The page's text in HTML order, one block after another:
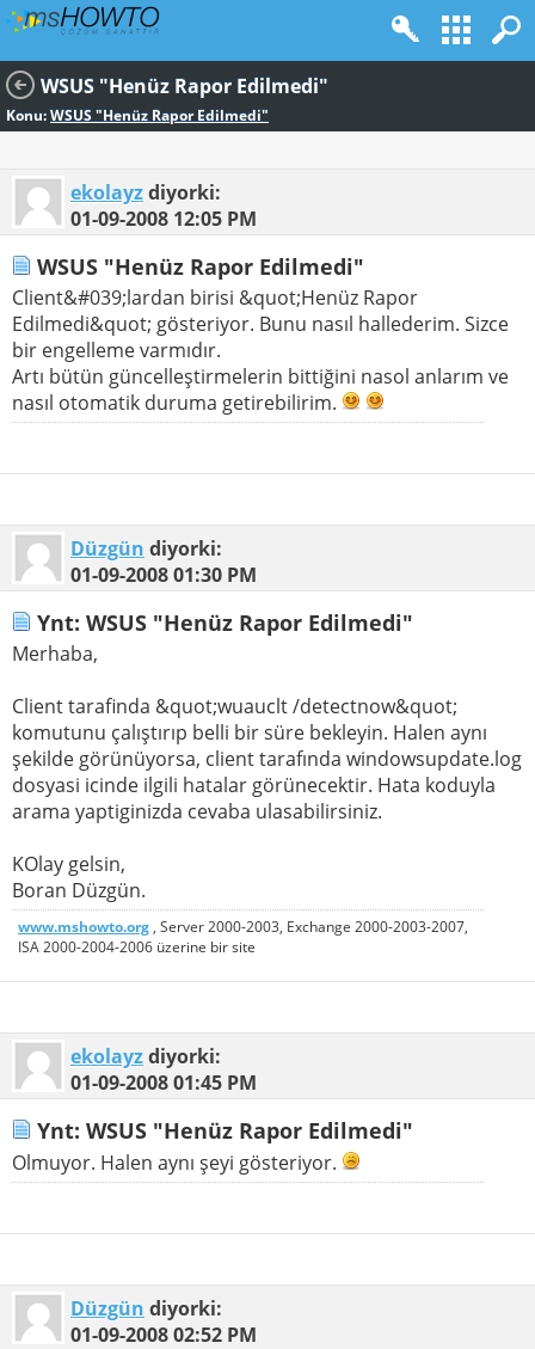
WSUS "Henüz Rapor Edilmedi"
Konu:WSUS "Henüz Rapor Edilmedi"
ekolayzdiyorki:
01-09-2008 12:05 PM
WSUS "Henüz Rapor Edilmedi"
Client&#039;lardan birisi &quot;Henüz Rapor
Edilmedi&quot; gösteriyor. Bunu nasıl hallederim. Sizce
bir engelleme varmıdır.
Artı bütün güncelleştirmelerin bittiğini nasol anlarım ve
nasıl otomatik duruma getirebilirim.
Düzgün diyorki:
01-09-200801:30 PM
Ynt: WSUS "Henüz Rapor Edilmedi"
Merhaba,
Client tarafinda &quot;wuauclt /detectnow&quot;
komutunu çalıştırıp belli bir süre bekleyin. Halen aynı
şekilde görünüyorsa, client tarafında windowsupdate.log
dosyasi icinde ilgili hatalar görünecektir. Hata koduyla
arama yaptiginizda cevaba ulasabilirsiniz.
KOlay gelsin,
Boran Düzgün.
www.mshowto.org , Server 2000-2003, Exchange 2000-2003-2007,
ISA 2000-2004-2006 üzerine bir site
ekolayzdiyorki:
01-09-200801:45 PM
Ynt: WSUS "Henüz Rapor Edilmedi"
Olmuyor. Halen aynı şeyi gösteriyor.
Düzgün diyorki:
01-09-200802:52 PM